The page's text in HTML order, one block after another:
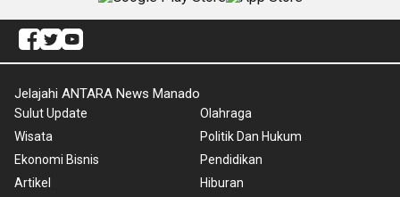
Jelajahi ANTARA News Manado
Sulut Update
Wisata
Ekonomi Bisnis
Artikel
Olahraga
Politik Dan Hukum
Pendidikan
Hiburan